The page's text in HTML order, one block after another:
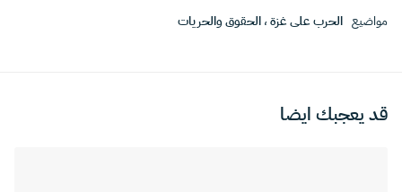
مواضيع الحرب على غزة،الحقوق والحريات
قد يعجبك ايضا